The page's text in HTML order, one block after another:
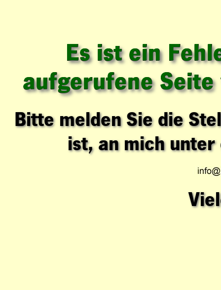
Es ist ein
aufgerufene
Bitte melden Sie die
ist, an mich